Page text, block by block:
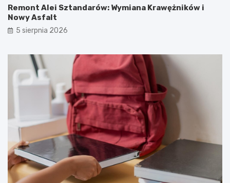
Remont Alei Sztandarów: Wymiana Krawężników i
Nowy Asfalt
5 sierpnia 2026